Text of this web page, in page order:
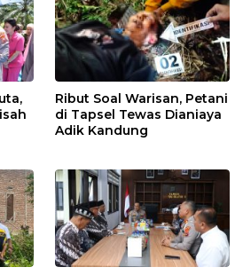
Ribut Soal Warisan, Petani
di Tapsel Tewas Dianiaya
Adik Kandung